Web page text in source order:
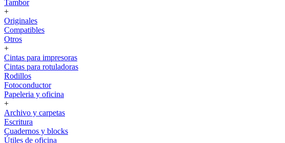
Tambor
+
Originales
Compatibles
Otros
+
Cintas para impresoras
Cintas para rotuladoras
Rodillos
Fotoconductor
Papeleria y oficina
+
Archivo y carpetas
Escritura
Cuadernos y blocks
Útiles de oficina